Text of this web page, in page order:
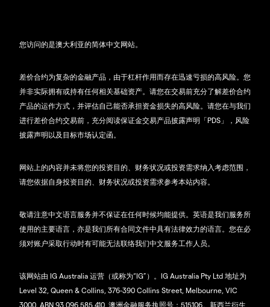
您访问的是澳大利亚的简体中文网站。
差价合约为复杂的金融产品，由于杠杆作用而存在迅速亏损的高风险。您
并非实际拥有或持有任何相关基础资产。请您在交易前充分了解差价合约
产品的运作方式，并评估自己能否承担资金损失的高风险。请您在与我们
进行差价合约交易前，充分阅读保证金交易产品披露声明「PDS」，风险
披露声明以及目标市场认定函。
网站上的内容并未将您的投资目的、财务状况或投资需求纳入考虑范围，
请您依据自身投资目的、财务状况或投资需求参考本站内容。
敬请注意中文语言服务并不保证在任何时候均能提供。英语是我们服务所
使用的主要语言，亦是我们所有合同文件中具有法律效力的语言。您在必
须对账户采取行动时有可能无法联络我们中文服务工作人员。
该网站由 IG Australia 运营（或称为“IG”）。IG Australia Pty Ltd 地址为
Level 32, Queen & Collins, 376-390 Collins Street, Melbourne, VIC
3000. ABN 93 096 585 410, 澳洲金融服务执照号：515106。新西兰衍生